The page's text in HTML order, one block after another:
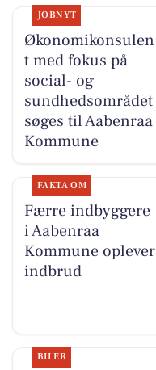
JOBNYT
Økonomikonsulen
t med fokus på
social- og
sundhedsområdet
søges til Aabenraa
Kommune
FAKTA OM
Færre indbyggere
i Aabenraa
Kommune oplever
indbrud
BILER